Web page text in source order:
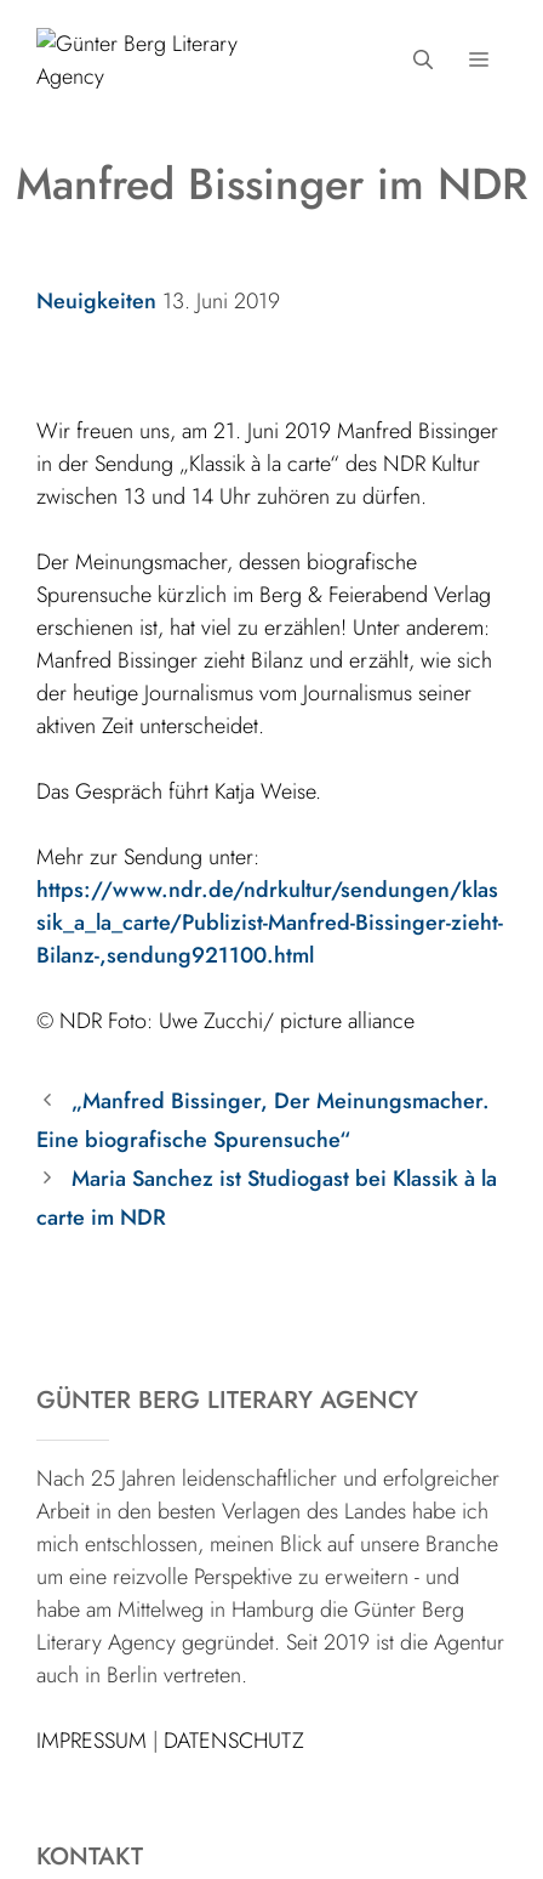
Inhalt
springen
MENÜ
Manfred Bissinger im NDR
Kategorien
Neuigkeiten 13. Juni 2019
Wir freuen uns, am 21. Juni 2019 Manfred Bissinger
in der Sendung „Klassik à la carte“ des NDR Kultur
zwischen 13 und 14 Uhr zuhören zu dürfen.
Der Meinungsmacher, dessen biografische
Spurensuche kürzlich im Berg & Feierabend Verlag
erschienen ist, hat viel zu erzählen! Unter anderem:
Manfred Bissinger zieht Bilanz und erzählt, wie sich
der heutige Journalismus vom Journalismus seiner
aktiven Zeit unterscheidet.
Das Gespräch führt Katja Weise.
Mehr zur Sendung unter:
https://www.ndr.de/ndrkultur/sendungen/klas
sik_a_la_carte/Publizist-Manfred-Bissinger-zieht-
Bilanz-,sendung921100.html
© NDR Foto: Uwe Zucchi/ picture alliance
„Manfred Bissinger, Der Meinungsmacher.
Eine biografische Spurensuche“
Maria Sanchez ist Studiogast bei Klassik à la
carte im NDR
GÜNTER BERG LITERARY AGENCY
Nach 25 Jahren leidenschaftlicher und erfolgreicher
Arbeit in den besten Verlagen des Landes habe ich
mich entschlossen, meinen Blick auf unsere Branche
um eine reizvolle Perspektive zu erweitern - und
habe am Mittelweg in Hamburg die Günter Berg
Literary Agency gegründet. Seit 2019 ist die Agentur
auch in Berlin vertreten.
IMPRESSUM | DATENSCHUTZ
KONTAKT